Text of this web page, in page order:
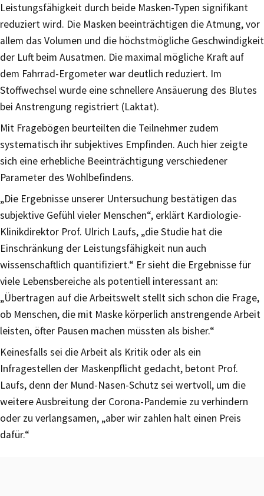
Leistungsfähigkeit durch beide Masken-Typen signifikant
reduziert wird. Die Masken beeinträchtigen die Atmung, vor
allem das Volumen und die höchstmögliche Geschwindigkeit
der Luft beim Ausatmen. Die maximal mögliche Kraft auf
dem Fahrrad-Ergometer war deutlich reduziert. Im
Stoffwechsel wurde eine schnellere Ansäuerung des Blutes
bei Anstrengung registriert (Laktat).
Mit Fragebögen beurteilten die Teilnehmer zudem
systematisch ihr subjektives Empfinden. Auch hier zeigte
sich eine erhebliche Beeinträchtigung verschiedener
Parameter des Wohlbefindens.
„Die Ergebnisse unserer Untersuchung bestätigen das
subjektive Gefühl vieler Menschen“, erklärt Kardiologie-
Klinikdirektor Prof. Ulrich Laufs, „die Studie hat die
Einschränkung der Leistungsfähigkeit nun auch
wissenschaftlich quantifiziert.“ Er sieht die Ergebnisse für
viele Lebensbereiche als potentiell interessant an:
„Übertragen auf die Arbeitswelt stellt sich schon die Frage,
ob Menschen, die mit Maske körperlich anstrengende Arbeit
leisten, öfter Pausen machen müssten als bisher.“
Keinesfalls sei die Arbeit als Kritik oder als ein
Infragestellen der Maskenpflicht gedacht, betont Prof.
Laufs, denn der Mund-Nasen-Schutz sei wertvoll, um die
weitere Ausbreitung der Corona-Pandemie zu verhindern
oder zu verlangsamen, „aber wir zahlen halt einen Preis
dafür.“